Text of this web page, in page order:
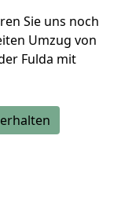
Sie uns noch
Umzug von
Fulda mit